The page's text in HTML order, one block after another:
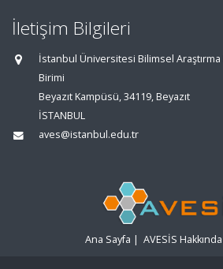
İletişim Bilgileri
İstanbul Üniversitesi Bilimsel
Birimi
Beyazıt Kampüsü, 34119, Beyazıt
İSTANBUL
aves@istanbul.edu.tr
Ana Sayfa | AVESİS Hakkında